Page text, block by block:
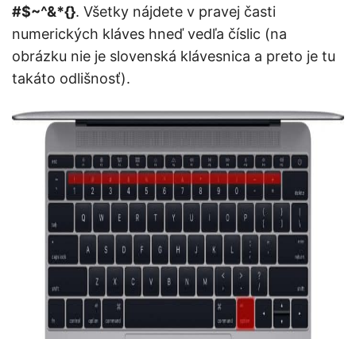
#$~^&*{}. Všetky nájdete v pravej časti
numerických kláves hneď vedľa číslic (na
obrázku nie je slovenská klávesnica a preto je tu
takáto odlišnosť).